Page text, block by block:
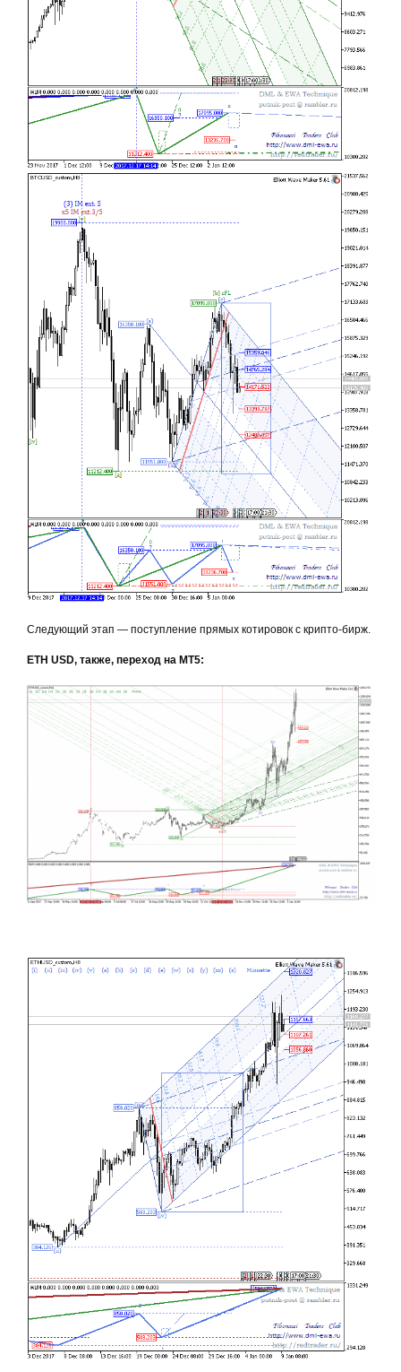
Следующий этап — поступление прямых котировок с крипто-бирж.
ETH USD, также, переход на MT5: